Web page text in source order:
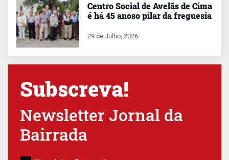
Centro Social de Avelãs de Cima
é há 45 anoso pilar da freguesia
29 de Julho, 2026
Subscreva!
Newsletter Jornal da
Bairrada